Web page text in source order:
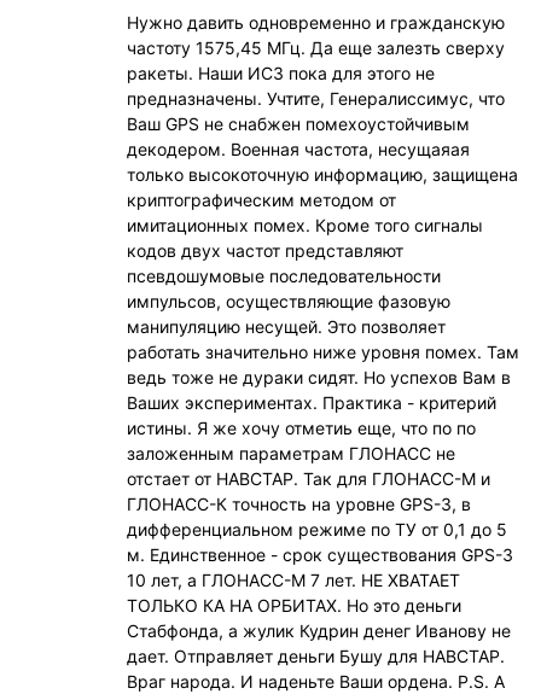
Нужно давить одновременно и гражданскую
частоту 1575,45 МГц. Да еще залезть сверху
ракеты. Наши ИСЗ пока для этого не
предназначены. Учтите, Генералиссимус, что
Ваш GPS не снабжен помехоустойчивым
декодером. Военная частота, несущаяая
только высокоточную информацию, защищена
криптографическим методом от
имитационных помех. Кроме того сигналы
кодов двух частот представляют
псевдошумовые последовательности
импульсов, осуществляющие фазовую
манипуляцию несущей. Это позволяет
работать значительно ниже уровня помех. Там
ведь тоже не дураки сидят. Но успехов Вам в
Ваших экспериментах. Практика - критерий
истины. Я же хочу отметиь еще, что по по
заложенным параметрам ГЛОНАСС не
отстает от НАВСТАР. Так для ГЛОНАСС-М и
ГЛОНАСС-К точность на уровне GPS-3, в
дифференциальном режиме по ТУ от 0,1 до 5
м. Единственное - срок существования GPS-3
10 лет, а ГЛОНАСС-М 7 лет. НЕ ХВАТАЕТ
ТОЛЬКО КА НА ОРБИТАХ. Но это деньги
Стабфонда, а жулик Кудрин денег Иванову не
дает. Отправляет деньги Бушу для НАВСТАР.
Враг народа. И наденьте Ваши ордена. P.S. А